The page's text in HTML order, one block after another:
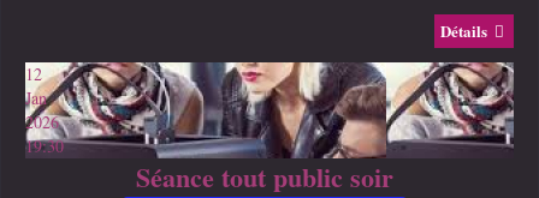
Détails
12
Jan
2026
19:30
Séance tout public soir